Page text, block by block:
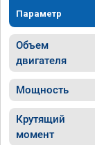
Параметр
Объем
двигателя
Мощность
Крутящий
момент